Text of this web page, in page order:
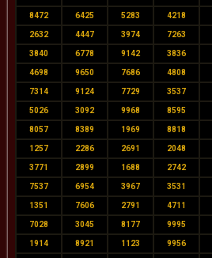
8472 6425 5283 4218
2632 4447 3974 7263
3840 6778 9142 3836
4698 9650 7686 4808
7314 9124 7729 3537
5026 3092 9968 8595
8057 8389 1969 8818
1257 2286 2691 2048
3771 2899 1688 2742
7537 6954 3967 3531
1351 7606 2791 4711
7028 3045 8177 9995
1914 8921 1123 9956